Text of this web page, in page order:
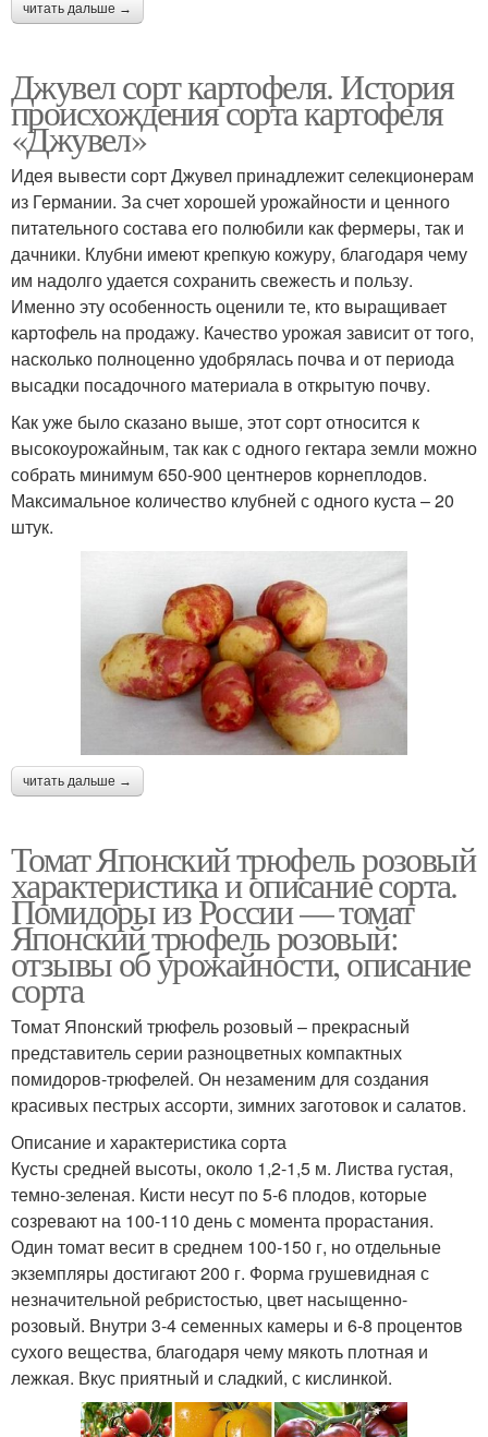
читать дальше →
Джувел сорт картофеля. История
происхождения сорта картофеля
«Джувел»
Идея вывести сорт Джувел принадлежит селекционерам
из Германии. За счет хорошей урожайности и ценного
питательного состава его полюбили как фермеры, так и
дачники. Клубни имеют крепкую кожуру, благодаря чему
им надолго удается сохранить свежесть и пользу.
Именно эту особенность оценили те, кто выращивает
картофель на продажу. Качество урожая зависит от того,
насколько полноценно удобрялась почва и от периода
высадки посадочного материала в открытую почву.
Как уже было сказано выше, этот сорт относится к
высокоурожайным, так как с одного гектара земли можно
собрать минимум 650-900 центнеров корнеплодов.
Максимальное количество клубней с одного куста – 20
штук.
читать дальше →
Томат Японский трюфель розовый
характеристика и описание сорта.
Помидоры из России — томат
Японский трюфель розовый:
отзывы об урожайности, описание
сорта
Томат Японский трюфель розовый – прекрасный
представитель серии разноцветных компактных
помидоров-трюфелей. Он незаменим для создания
красивых пестрых ассорти, зимних заготовок и салатов.
Описание и характеристика сорта
Кусты средней высоты, около 1,2-1,5 м. Листва густая,
темно-зеленая. Кисти несут по 5-6 плодов, которые
созревают на 100-110 день с момента прорастания.
Один томат весит в среднем 100-150 г, но отдельные
экземпляры достигают 200 г. Форма грушевидная с
незначительной ребристостью, цвет насыщенно-
розовый. Внутри 3-4 семенных камеры и 6-8 процентов
сухого вещества, благодаря чему мякоть плотная и
лежкая. Вкус приятный и сладкий, с кислинкой.